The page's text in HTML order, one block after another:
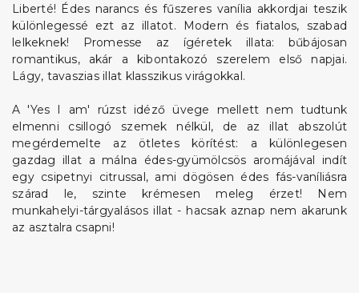
Liberté! Édes narancs és fűszeres vanília akkordjai teszik
különlegessé ezt az illatot. Modern és fiatalos, szabad
lelkeknek! Promesse az ígéretek illata: bűbájosan
romantikus, akár a kibontakozó szerelem első napjai.
Lágy, tavaszias illat klasszikus virágokkal.
A 'Yes I am' rúzst idéző üvege mellett nem tudtunk
elmenni csillogó szemek nélkül, de az illat abszolút
megérdemelte az ötletes körítést: a különlegesen
gazdag illat a málna édes-gyümölcsös aromájával indít
egy csipetnyi citrussal, ami dögösen édes fás-vaníliásra
szárad le, szinte krémesen meleg érzet! Nem
munkahelyi-tárgyalásos illat - hacsak aznap nem akarunk
az asztalra csapni!